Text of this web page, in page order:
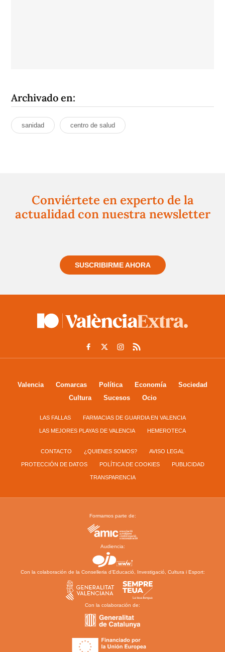
Archivado en:
sanidad centro de salud
Conviértete en experto de la
actualidad con nuestra newsletter
SUSCRIBIRME AHORA
Valencia Comarcas Política Economía
Sociedad
Cultura
Sucesos Ocio
LAS FALLAS FARMACIAS DE GUARDIA EN VALENCIA
LAS MEJORES PLAYAS DE VALENCIA HEMEROTECA
CONTACTO ¿QUIENES SOMOS? AVISO LEGAL
PROTECCIÓN DE DATOS POLÍTICA DE COOKIES PUBLICIDAD
TRANSPARENCIA
Formamos parte de:
Audiencia:
Con la colaboración de la Conselleria d’Educació, Investigació, Cultura i Esport:
Con la colaboración de: